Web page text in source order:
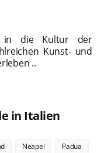
in die Kultur der
Kunst- und
..
in Italien
Neapel
Padua